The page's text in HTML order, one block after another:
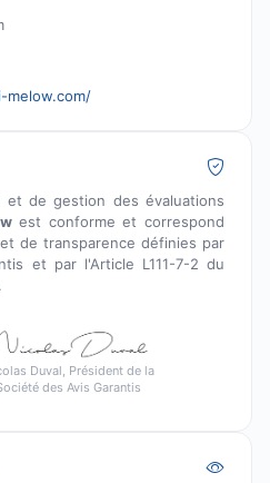
melow.com/
et de gestion des évaluations
est conforme et correspond
de transparence définies par
et par l'Article L111-7-2 du
Duval, Président de la
des Avis Garantis